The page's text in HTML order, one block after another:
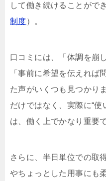
して働き続けることがで
制度）。
口コミには、「体調を崩
「事前に希望を伝えれば
た声がいくつも見つかり
だけではなく、実際に“使
は、働く上でかなり重要で
さらに、半日単位での取
やちょっとした用事にも